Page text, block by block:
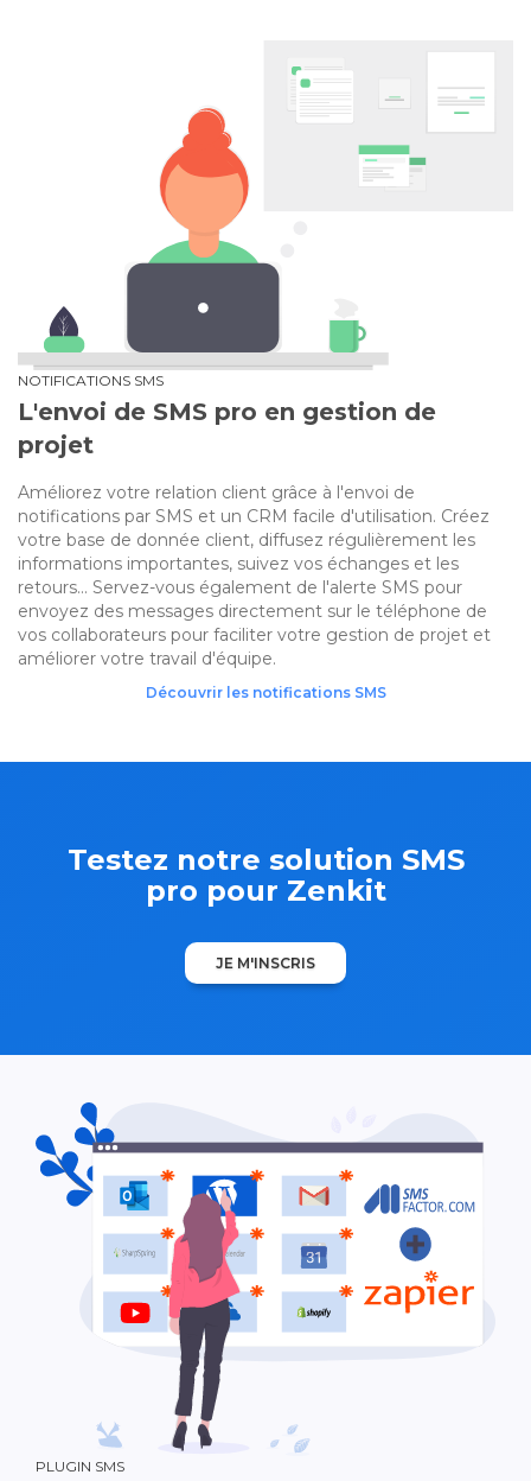
NOTIFICATIONS SMS
L'envoi de SMS pro en gestion de
projet
Améliorez votre relation client grâce à l'envoi de
notifications par SMS et un CRM facile d'utilisation. Créez
votre base de donnée client, diffusez régulièrement les
informations importantes, suivez vos échanges et les
retours... Servez-vous également de l'alerte SMS pour
envoyez des messages directement sur le téléphone de
vos collaborateurs pour faciliter votre gestion de projet et
améliorer votre travail d'équipe.
Découvrir les notifications SMS
Testez notre solution SMS
pro pour Zenkit
JE M'INSCRIS
PLUGIN SMS